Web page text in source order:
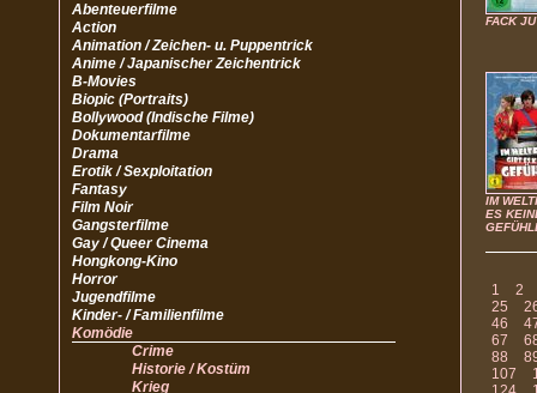
Abenteuerfilme
Action
Animation / Zeichen- u. Puppentrick
Anime / Japanischer Zeichentrick
B-Movies
Biopic (Portraits)
Bollywood (Indische Filme)
Dokumentarfilme
Drama
Erotik / Sexploitation
Fantasy
Film Noir
Gangsterfilme
Gay / Queer Cinema
Hongkong-Kino
Horror
Jugendfilme
Kinder- / Familienfilme
Komödie
Crime
Historie / Kostüm
Krieg
FACK
IM
ES
1
2
25
46
67
88
107